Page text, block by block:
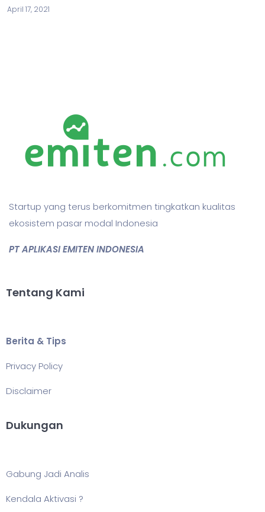
April 17, 2021
Startup yang terus berkomitmen tingkatkan kualitas
ekosistem pasar modal Indonesia
PT APLIKASI EMITEN INDONESIA
Tentang Kami
Berita & Tips
Privacy Policy
Disclaimer
Dukungan
Gabung Jadi Analis
Kendala Aktivasi ?